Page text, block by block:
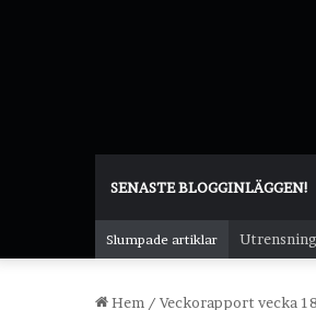
SENASTE BLOGGINLÄGGEN!
Slumpade artiklar Utrensning
Hem / Veckorapport vecka